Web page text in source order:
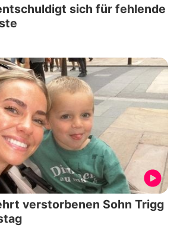
sich für fehlende
verstorbenen Sohn Trigg